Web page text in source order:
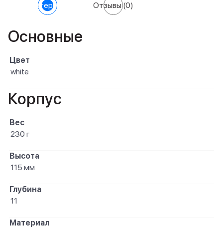
Характеристики Отзывы(0)
Основные
Цвет
white
Корпус
Вес
230 г
Высота
115 мм
Глубина
11
Материал